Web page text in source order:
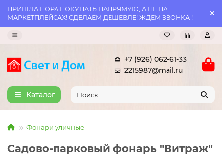
ПРИШЛА ПОРА ПОКУПАТЬ НАПРЯМУЮ, А НЕ НА
МАРКЕТПЛЕЙСАХ! СДЕЛАЕМ ДЕШЕВЛЕ! ЖДЕМ ЗВОНКА !
+7 (926) 062-61-33
2215987@mail.ru
Каталог
Фонари уличные
Садово-парковый фонарь "Витраж"